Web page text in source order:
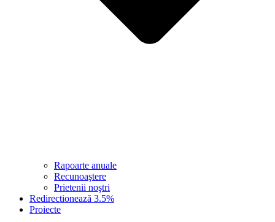
Rapoarte anuale
Recunoaştere
Prietenii noştri
Redirectionează 3.5%
Proiecte